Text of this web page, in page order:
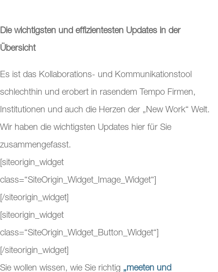
Die wichtigsten und effizientesten Updates in der
Übersicht
Es ist das Kollaborations- und Kommunikationstool
schlechthin und erobert in rasendem Tempo Firmen,
Institutionen und auch die Herzen der „New Work“ Welt.
Wir haben die wichtigsten Updates hier für Sie
zusammengefasst.
[siteorigin_widget
class=“SiteOrigin_Widget_Image_Widget“]
[/siteorigin_widget]
[siteorigin_widget
class=“SiteOrigin_Widget_Button_Widget“]
[/siteorigin_widget]
Sie wollen wissen, wie Sie richtig „meeten und